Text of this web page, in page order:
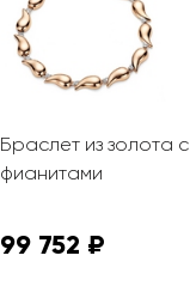
Браслет из золота с
фианитами
99 752 ₽